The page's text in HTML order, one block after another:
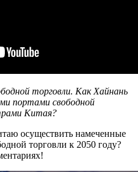
торговли. Как Хайнань
портами свободной
Китая?
осуществить намеченные
торговли к 2050 году?